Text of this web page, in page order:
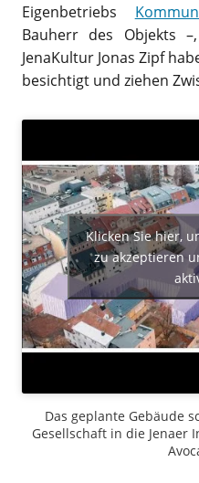
Eigenbetriebs
Bauherr des Objekts
JenaKultur Jonas Zipf
besichtigt und ziehen
Klicken Sie hier,
zu akzeptieren
Das geplante Gebäude
Gesellschaft in die